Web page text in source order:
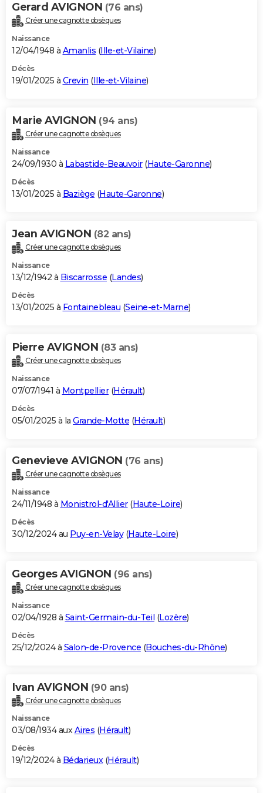
Gerard AVIGNON (76 ans)
Créer une cagnotte obsèques
Naissance
12/04/1948 à Amanlis (Ille-et-Vilaine)
Décès
19/01/2025 à Crevin (Ille-et-Vilaine)
Marie AVIGNON (94 ans)
Créer une cagnotte obsèques
Naissance
24/09/1930 à Labastide-Beauvoir(Haute-Garonne)
Décès
13/01/2025 à Baziège (Haute-Garonne)
Jean AVIGNON (82 ans)
Créer une cagnotte obsèques
Naissance
13/12/1942 à Biscarrosse (Landes)
Décès
13/01/2025 à Fontainebleau (Seine-et-Marne)
Pierre AVIGNON (83 ans)
Créer une cagnotte obsèques
Naissance
07/07/1941 à Montpellier(Hérault)
Décès
05/01/2025 à la Grande-Motte (Hérault)
Genevieve AVIGNON (76 ans)
Créer une cagnotte obsèques
Naissance
24/11/1948 à Monistrol-d'Allier(Haute-Loire)
Décès
30/12/2024 au Puy-en-Velay(Haute-Loire)
Georges AVIGNON (96 ans)
Créer une cagnotte obsèques
Naissance
02/04/1928 à Saint-Germain-du-Teil (Lozère)
Décès
25/12/2024 à Salon-de-Provence (Bouches-du-Rhône)
Ivan AVIGNON (90 ans)
Créer une cagnotte obsèques
Naissance
03/08/1934 auxAires (Hérault)
Décès
19/12/2024 à Bédarieux(Hérault)